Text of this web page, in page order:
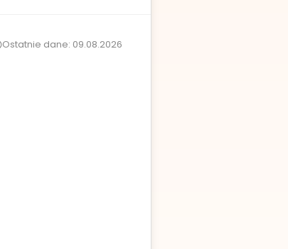
Ostatnie dane: 09.08.2026